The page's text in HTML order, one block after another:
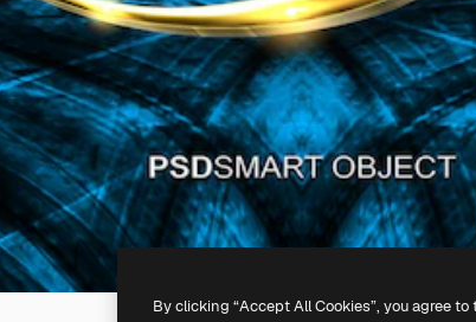
By clicking “Accept All Cookies”, you agree